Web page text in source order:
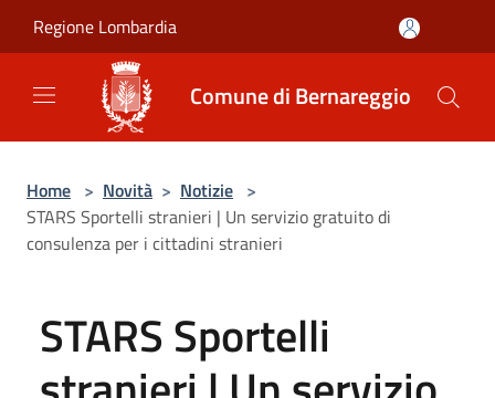
Regione Lombardia
Comune di Bernareggio
Home > Novità > Notizie >
STARS Sportelli stranieri | Un servizio gratuito di
consulenza per i cittadini stranieri
STARS Sportelli